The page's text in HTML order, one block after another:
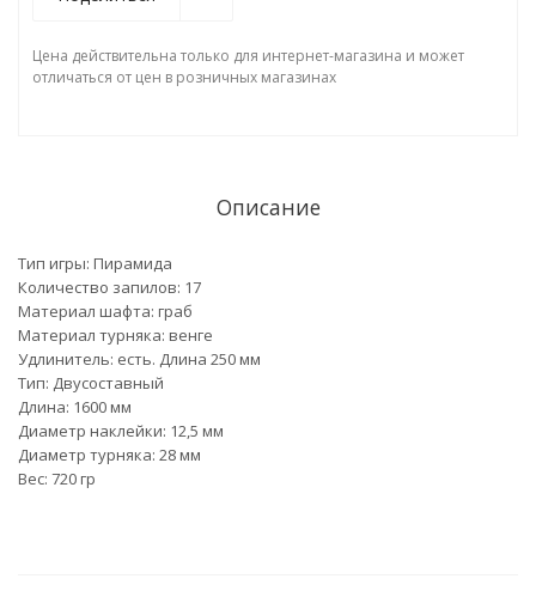
Цена действительна только для интернет-магазина и может
отличаться от цен в розничных магазинах
Описание
Тип игры: Пирамида
Количество запилов: 17
Материал шафта: граб
Материал турняка: венге
Удлинитель: есть. Длина 250 мм
Тип: Двусоставный
Длина: 1600 мм
Диаметр наклейки: 12,5 мм
Диаметр турняка: 28 мм
Вес: 720 гр